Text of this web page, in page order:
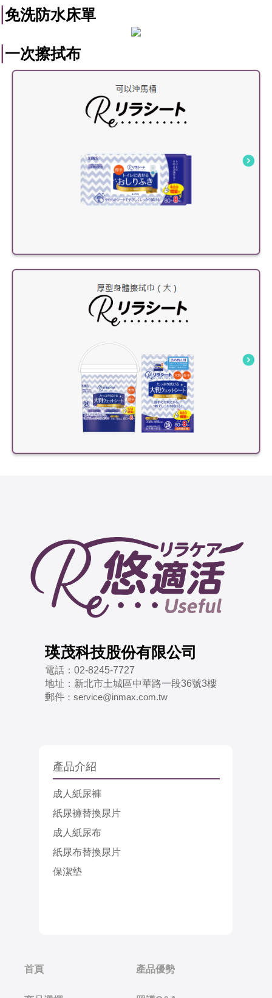
|免洗防水床單
|一次擦拭布
瑛茂科技股份有限公司
電話： 02-8245-7727
地址： 新北市土城區中華路一段36號3樓
郵件 ： service@inmax.com.tw
產品介紹
成人紙尿褲
紙尿褲替換尿片
成人紙尿布
紙尿布替換尿片
保潔墊
首頁 產品優勢